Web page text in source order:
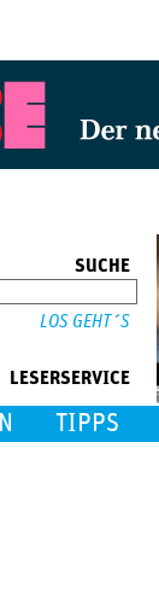
SUCHE
LESERSERVICE
TIPPS